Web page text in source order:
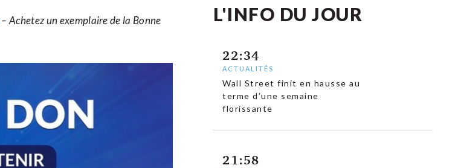
– Achetez un exemplaire de la Bonne
L'INFO DU JOUR
22:34
ACTUALITÉS
Wall Street finit en hausse au
terme d’une semaine
florissante
21:58